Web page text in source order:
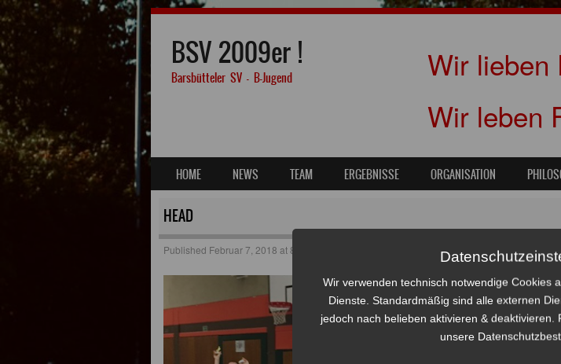
BSV 2009er !
Barsbütteler SV – B-Jugend
Wir lieben
Wir leben
MENU
SKIP TO CONTENT
HOME NEWS TEAM ERGEBNISSE ORGANISATION
HEAD
Published Februar 7, 2018 at800 × 466 BSV nimmt den Hörwelt-Cup mit nach Barsbüttel
Wir verwenden technisch notwendige Cookies
Dienste. Standardmäßig sind alle externen
jedoch nach belieben aktivieren &
unsere